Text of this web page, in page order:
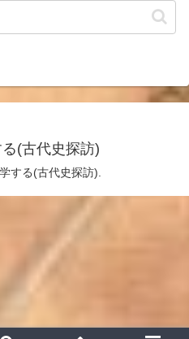
(古代史探訪)
する(古代史探訪).